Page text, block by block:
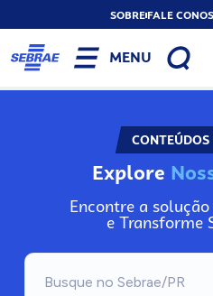
SOBREFALE
MENU
Explore
Encontre a
e Transforme